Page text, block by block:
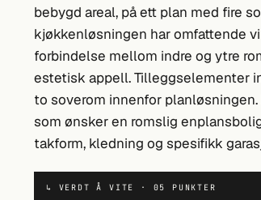
bebygd areal, på ett plan med fire
kjøkkenløsningen har omfattende
forbindelse mellom indre og ytre
estetisk appell. Tilleggselementer
to soverom innenfor
som ønsker en romslig
takform, kledning og spesifikk
↳ VERDT Å VITE · 05 PUNKTER